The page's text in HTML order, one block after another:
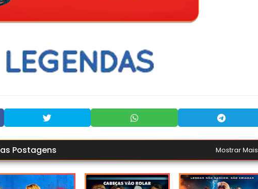
Postagens Mostrar Mais